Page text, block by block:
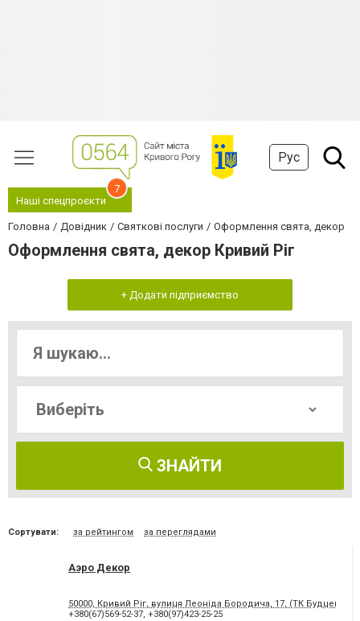
Рус
Наші спецпроєкти
7
Головна Довідник Святкові послуги Оформлення свята, декор
Оформлення свята, декор Кривий Ріг
+ Додати підприємство
ЗНАЙТИ
Сортувати: за рейтингом за переглядами
Аэро Декор
50000, Кривий Ріг, вулиця Леоніда Бородича, 17, (ТК Будцентр)
+380(67)569-52-37, +380(97)423-25-25